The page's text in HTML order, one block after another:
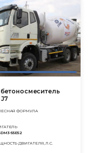
ФОРМУЛА
55E52
ДВИГАТЕЛЯ, Л.С.